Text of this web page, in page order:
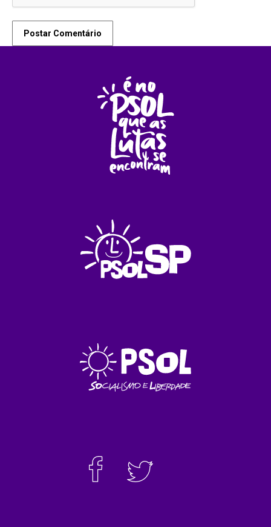
Postar Comentário